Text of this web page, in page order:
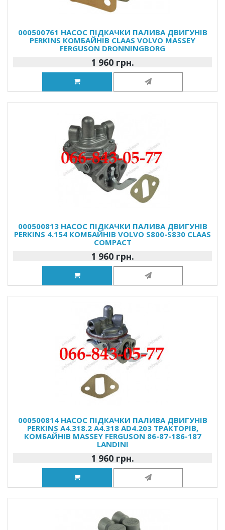
000500761 НАСОС ПІДКАЧКИ ПАЛИВА ДВИГУНІВ
PERKINS КОМБАЙНІВ CLAAS VOLVO MASSEY
FERGUSON DRONNINGBORG
1 960 грн.
000500813 НАСОС ПІДКАЧКИ ПАЛИВА ДВИГУНІВ
PERKINS 4.154 КОМБАЙНІВ VOLVO S800-S830 CLAAS
COMPACT
1 960 грн.
000500814 НАСОС ПІДКАЧКИ ПАЛИВА ДВИГУНІВ
PERKINS A4.318.2 A4.318 AD4.203 ТРАКТОРІВ,
КОМБАЙНІВ MASSEY FERGUSON 86-87-186-187
LANDINI
1 960 грн.